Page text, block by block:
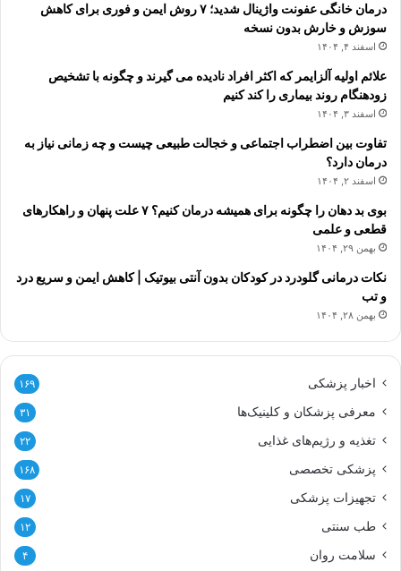
درمان خانگی عفونت واژینال شدید؛ ۷ روش ایمن و فوری برای کاهش
سوزش و خارش بدون نسخه
اسفند ۴, ۱۴۰۴
علائم اولیه آلزایمر که اکثر افراد نادیده می گیرند و چگونه با تشخیص
زودهنگام روند بیماری را کند کنیم
اسفند ۳, ۱۴۰۴
تفاوت بین اضطراب اجتماعی و خجالت طبیعی چیست و چه زمانی نیاز به
درمان دارد؟
اسفند ۲, ۱۴۰۴
بوی بد دهان را چگونه برای همیشه درمان کنیم؟ ۷ علت پنهان و راهکارهای
قطعی و علمی
بهمن ۲۹, ۱۴۰۴
نکات درمانی گلودرد در کودکان بدون آنتی بیوتیک | کاهش ایمن و سریع درد
و تب
بهمن ۲۸, ۱۴۰۴
اخبار پزشکی ۱۶۹
معرفی پزشکان و کلینیک‌ها ۳۱
تغذیه و رژیم‌های غذایی ۲۲
پزشکی تخصصی ۱۶۸
تجهیزات پزشکی ۱۷
طب سنتی ۱۲
سلامت روان ۴